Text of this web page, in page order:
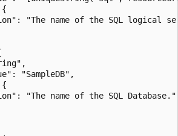
"The name of the SQL logical
"SampleDB",
"The name of the SQL Database."